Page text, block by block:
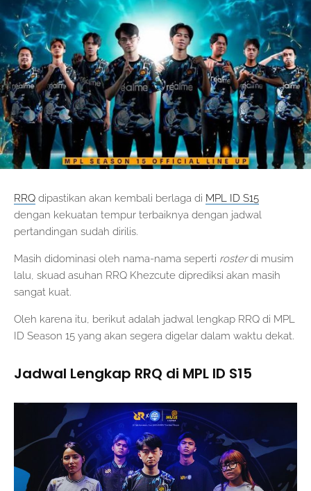
RRQ dipastikan akan kembali berlaga di MPL ID S15
dengan kekuatan tempur terbaiknya dengan jadwal
pertandingan sudah dirilis.
Masih didominasi oleh nama-nama seperti rosterdi musim
lalu, skuad asuhan RRQ Khezcute diprediksi akan masih
sangat kuat.
Oleh karena itu, berikut adalah jadwal lengkap RRQ di MPL
ID Season 15 yang akan segera digelar dalam waktu dekat.
Jadwal Lengkap RRQ di MPL ID S15